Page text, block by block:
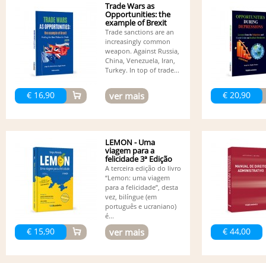
€ 16,90
Trade Wars as
Opportunities: the
example of Brexit
Trade sanctions are an
increasingly common
weapon. Against Russia,
China, Venezuela, Iran,
Turkey. In top of trade...
ver mais € 20,90
€ 15,90
LEMON - Uma
viagem para a
felicidade 3ª Edição
(Bilingue)
A terceira edição do livro
“Lemon: uma viagem
para a felicidade”, desta
vez, bilíngue (em
português e ucraniano)
é...
ver mais € 44,00